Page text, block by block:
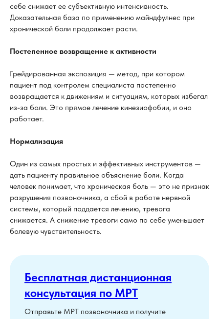
себе снижает ее субъективную интенсивность.
Доказательная база по применению майндфулнес при
хронической боли продолжает расти.
Постепенное возвращение к активности
Грейдированная экспозиция — метод, при котором
пациент под контролем специалиста постепенно
возвращается к движениям и ситуациям, которых избегал
из-за боли. Это прямое лечение кинезиофобии, и оно
работает.
Нормализация
Один из самых простых и эффективных инструментов —
дать пациенту правильное объяснение боли. Когда
человек понимает, что хроническая боль — это не признак
разрушения позвоночника, а сбой в работе нервной
системы, который поддается лечению, тревога
снижается. А снижение тревоги само по себе уменьшает
болевую чувствительность.
Бесплатная дистанционная
консультация по МРТ
Отправьте МРТ позвоночника и получите